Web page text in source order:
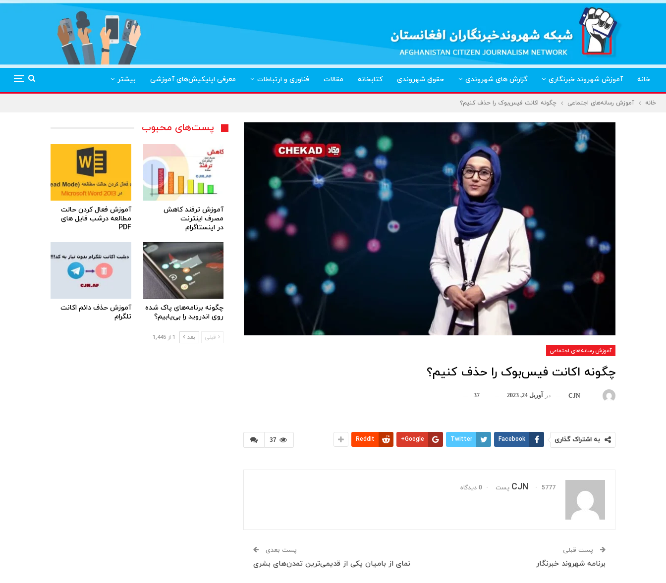
خانه آموزش شهروند خبرنگاری گزارش های شهروندی حقوق شهروندی کتابخانه مقالات فناوری و ارتباطات معرفی اپلیکیش‌های آموزشی بیشتر
خانه آموزش رسانه‌های اجتماعی چگونه اکانت فیس‌بوک را حذف کنیم؟
آموزش رسانه‌های اجتماعی
چگونه اکانت فیس‌بوک را حذف کنیم؟
CJN در آوریل 24, 2023 37
37 به اشتراک گذاری Facebook
Twitter
Google+
ReddIt
CJN 5777 پست 0 دیدگاه
پست قبلی
برنامه شهروند خبرنگار
پست بعدی
نمای از بامیان یکی از قدیمی‌ترین تمدن‌های بشری
پست‌های محبوب
آموزش ترفند کاهش
مصرف اینترنت
در اینستاگرام
آموزش فعال کردن حالت
مطالعه درشب فایل های
PDF
چگونه برنامه‌های پاک شده
روی اندروید را بی‌یابیم؟
آموزش حذف دائم اکانت
تلگرام
قبلی بعد 1 از 1,445